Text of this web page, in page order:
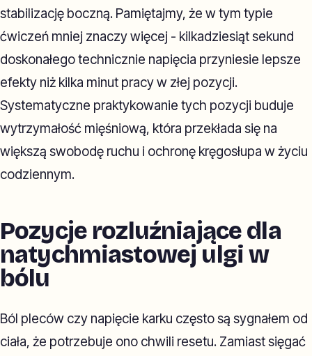
stabilizację boczną. Pamiętajmy, że w tym typie
ćwiczeń mniej znaczy więcej - kilkadziesiąt sekund
doskonałego technicznie napięcia przyniesie lepsze
efekty niż kilka minut pracy w złej pozycji.
Systematyczne praktykowanie tych pozycji buduje
wytrzymałość mięśniową, która przekłada się na
większą swobodę ruchu i ochronę kręgosłupa w życiu
codziennym.
Pozycje rozluźniające dla
natychmiastowej ulgi w
bólu
Ból pleców czy napięcie karku często są sygnałem od
ciała, że potrzebuje ono chwili resetu. Zamiast sięgać